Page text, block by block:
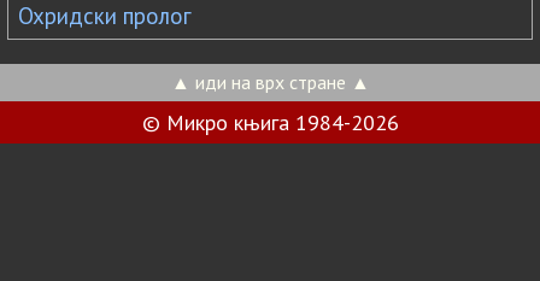
Охридски пролог
▲ иди на врх стране ▲
© Микро књига 1984-2026